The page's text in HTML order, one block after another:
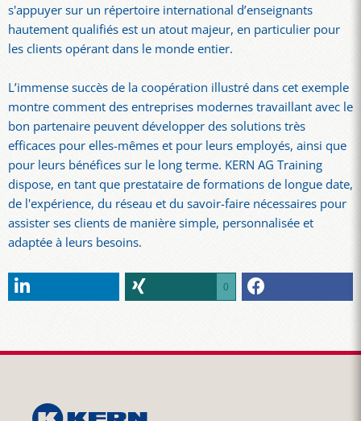
s'appuyer sur un répertoire international d’enseignants
hautement qualifiés est un atout majeur, en particulier pour
les clients opérant dans le monde entier.
L’immense succès de la coopération illustré dans cet exemple
montre comment des entreprises modernes travaillant avec le
bon partenaire peuvent développer des solutions très
efficaces pour elles-mêmes et pour leurs employés, ainsi que
pour leurs bénéfices sur le long terme. KERN AG Training
dispose, en tant que prestataire de formations de longue date,
de l'expérience, du réseau et du savoir-faire nécessaires pour
assister ses clients de manière simple, personnalisée et
adaptée à leurs besoins.
0